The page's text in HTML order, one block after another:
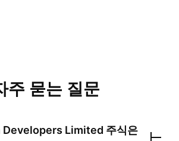
주 묻는 질문
Developers Limited 주식은